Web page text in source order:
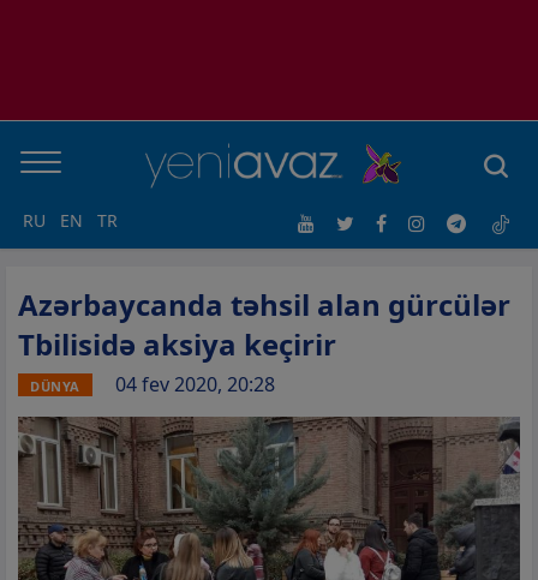
RU EN TR
Azərbaycanda təhsil alan gürcülər
Tbilisidə aksiya keçirir
DÜNYA 04 fev 2020, 20:28